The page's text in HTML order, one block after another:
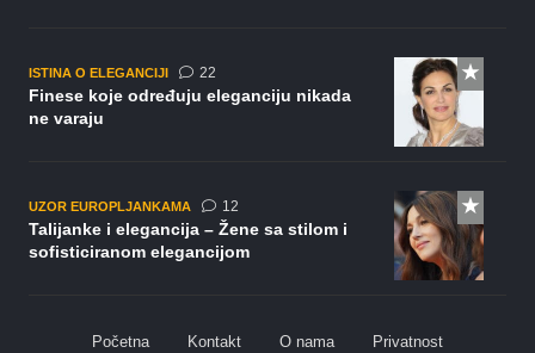
ISTINA O ELEGANCIJI 22komentara
Finese koje određuju eleganciju nikada
ne varaju
UZOR EUROPLJANKAMA 12komentara
Talijanke i elegancija – Žene sa stilom i
sofisticiranom elegancijom
Početna Kontakt O nama Privatnost